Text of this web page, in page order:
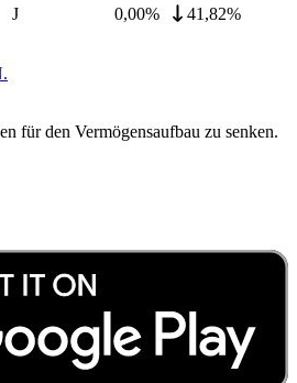
J 0,00% 41,82%
für den Vermögensaufbau zu senken.